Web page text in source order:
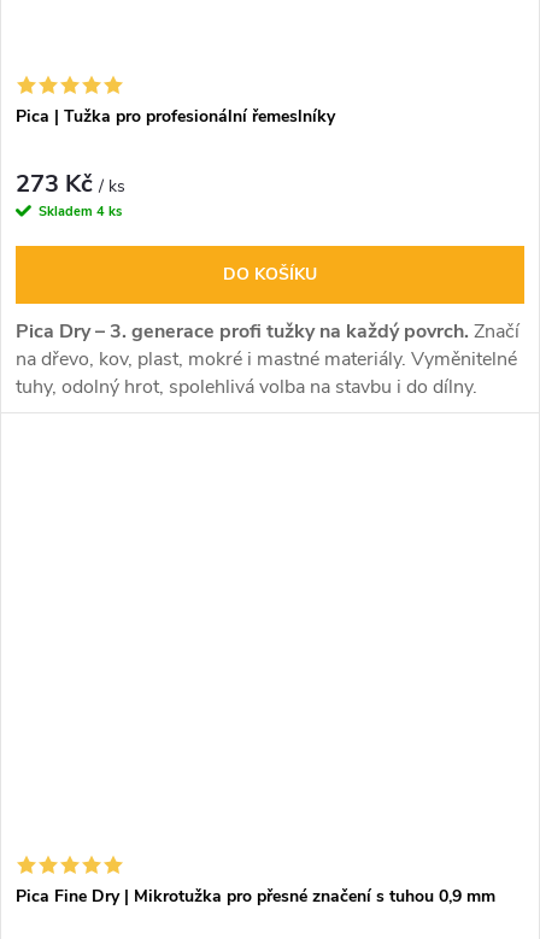
Pica | Tužka pro profesionální řemeslníky
273 Kč/ ks
Skladem 4 ks
DO KOŠÍKU
Pica Dry – 3. generace profi tužky na každý povrch. Značí
na dřevo, kov, plast, mokré i mastné materiály. Vyměnitelné
tuhy, odolný hrot, spolehlivá volba na stavbu i do dílny.
Pica Fine Dry | Mikrotužka pro přesné značení s tuhou 0,9 mm